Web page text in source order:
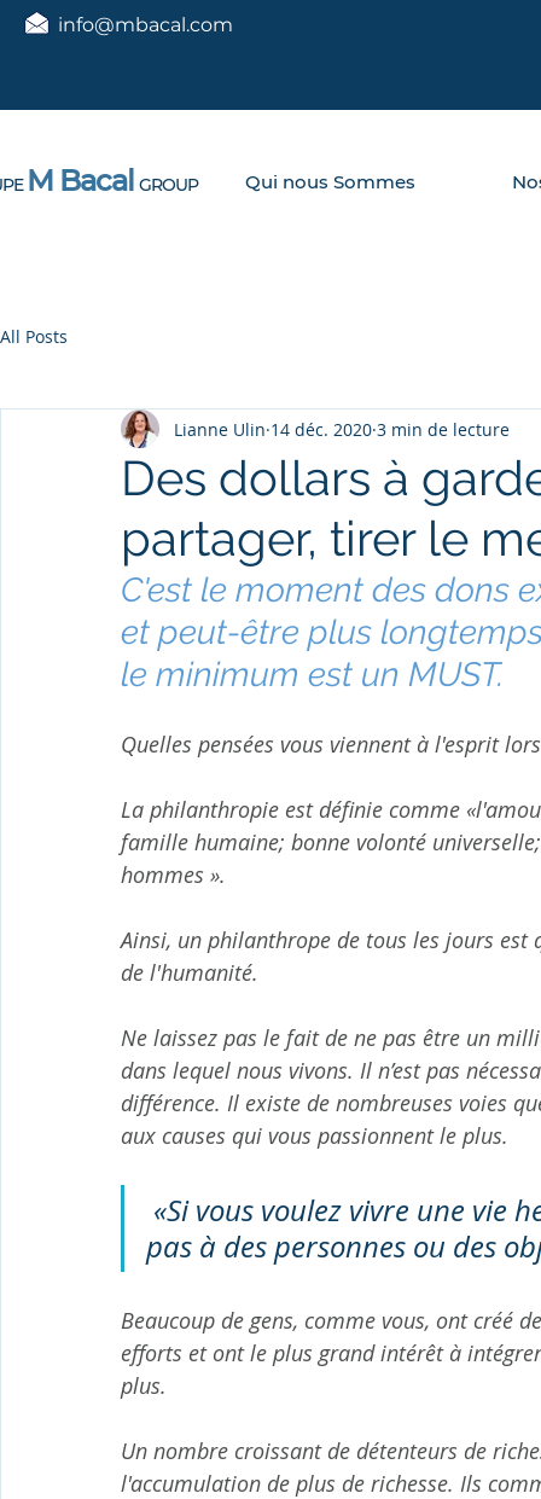
info@mbacal.com
M Bacal GROUP Qui nous Sommes
All Posts
Des dollars à
partager, tirer le
Lianne Ulin 14 déc. 2020 3 min de lecture
C'est le moment des dons
et peut-être plus
le minimum est un MUST.
Quelles pensées vous viennent à l'esprit
La philanthropie est définie comme
famille humaine; bonne volonté
hommes ».
Ainsi, un philanthrope de tous les jours
de l'humanité.
Ne laissez pas le fait de ne pas être un
dans lequel nous vivons. Il n’est pas
différence. Il existe de nombreuses voies
aux causes qui vous passionnent le plus.
«Si vous voulez vivre une vie
pas à des personnes ou des
Beaucoup de gens, comme vous, ont créé
efforts et ont le plus grand intérêt à
plus.
Un nombre croissant de détenteurs de
l'accumulation de plus de richesse. Ils